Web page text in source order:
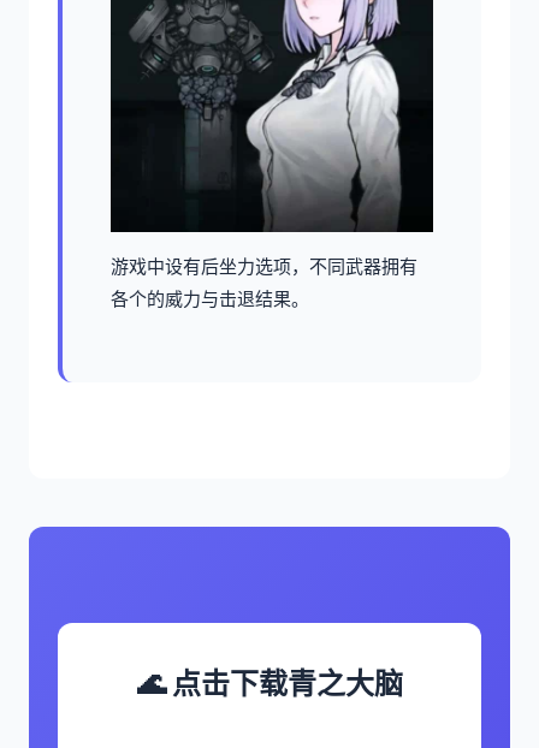
游戏中设有后坐力选项，不同武器拥有
各个的威力与击退结果。
🌊 点击下载青之大脑